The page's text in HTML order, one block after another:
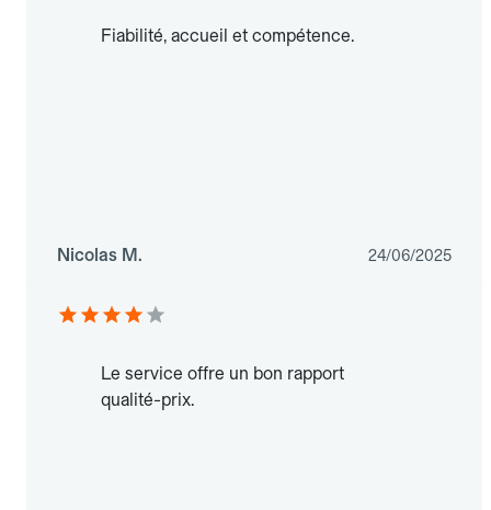
Fiabilité, accueil et compétence.
Nicolas M. 24/06/2025
Le service offre un bon rapport
qualité-prix.